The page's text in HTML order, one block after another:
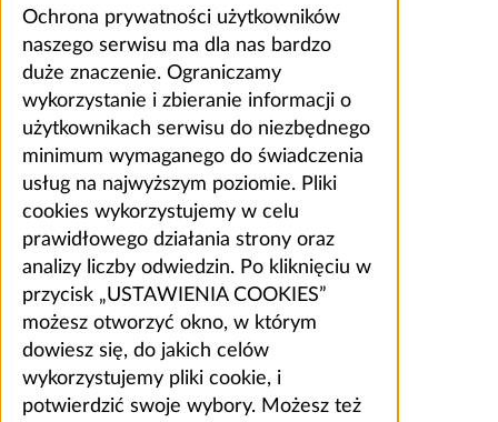
Ochrona prywatności użytkowników
naszego serwisu ma dla nas bardzo
duże znaczenie. Ograniczamy
wykorzystanie i zbieranie informacji o
użytkownikach serwisu do niezbędnego
minimum wymaganego do świadczenia
usług na najwyższym poziomie. Pliki
cookies wykorzystujemy w celu
prawidłowego działania strony oraz
analizy liczby odwiedzin. Po kliknięciu w
przycisk „USTAWIENIA COOKIES”
możesz otworzyć okno, w którym
dowiesz się, do jakich celów
wykorzystujemy pliki cookie, i
potwierdzić swoje wybory. Możesz też